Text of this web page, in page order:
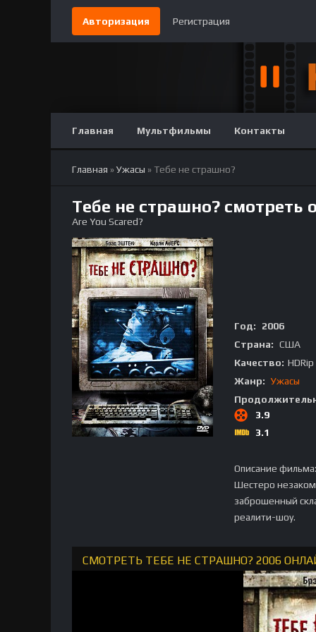
Авторизация Регистрация
Главная Мультфильмы Контакты
Главная »Ужасы » Тебе не страшно?
Тебе не страшно? смотреть
Are You Scared?
Год:
2006
Страна: США
Качество: HDRip
Жанр: Ужасы
3.9
3.1
Описание фильма:
Шестеро
заброшенный
реалити-шоу.
СМОТРЕТЬ ТЕБЕ НЕ СТРАШНО? 2006